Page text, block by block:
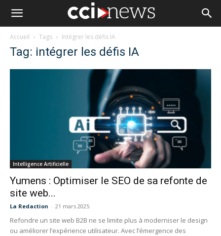
Accueil Tags Intégrer les défis IA
Tag: intégrer les défis IA
Intelligence Artificielle
Yumens : Optimiser le SEO de sa refonte de
site web...
La Redaction - 21 mars 2025
Refondre un site web B2B ne se limite plus à moderniser le design
ou améliorer l’expérience utilisateur. Avec l’émergence des